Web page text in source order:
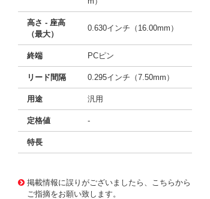
高さ - 座高
（最大）
0.630インチ（16.00mm）
終端 PCピン
リード間隔 0.295インチ（7.50mm）
用途 汎用
定格値 -
特長
掲載情報に誤りがございましたら、こちらから
ご指摘をお願い致します。